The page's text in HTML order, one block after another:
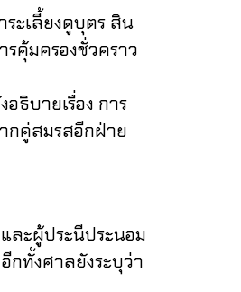
ะเลี้ยงดูบุตร สิน
คุ้มครองชั่วคราว
ธิบายเรื่อง การ
กคู่สมรสอีกฝ่าย
ะผู้ประนีประนอม
กทั้งศาลยังระบุว่า